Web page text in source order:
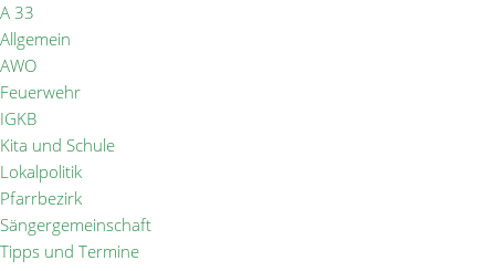
A 33
Allgemein
AWO
Feuerwehr
IGKB
Kita und Schule
Lokalpolitik
Pfarrbezirk
Sängergemeinschaft
Tipps und Termine